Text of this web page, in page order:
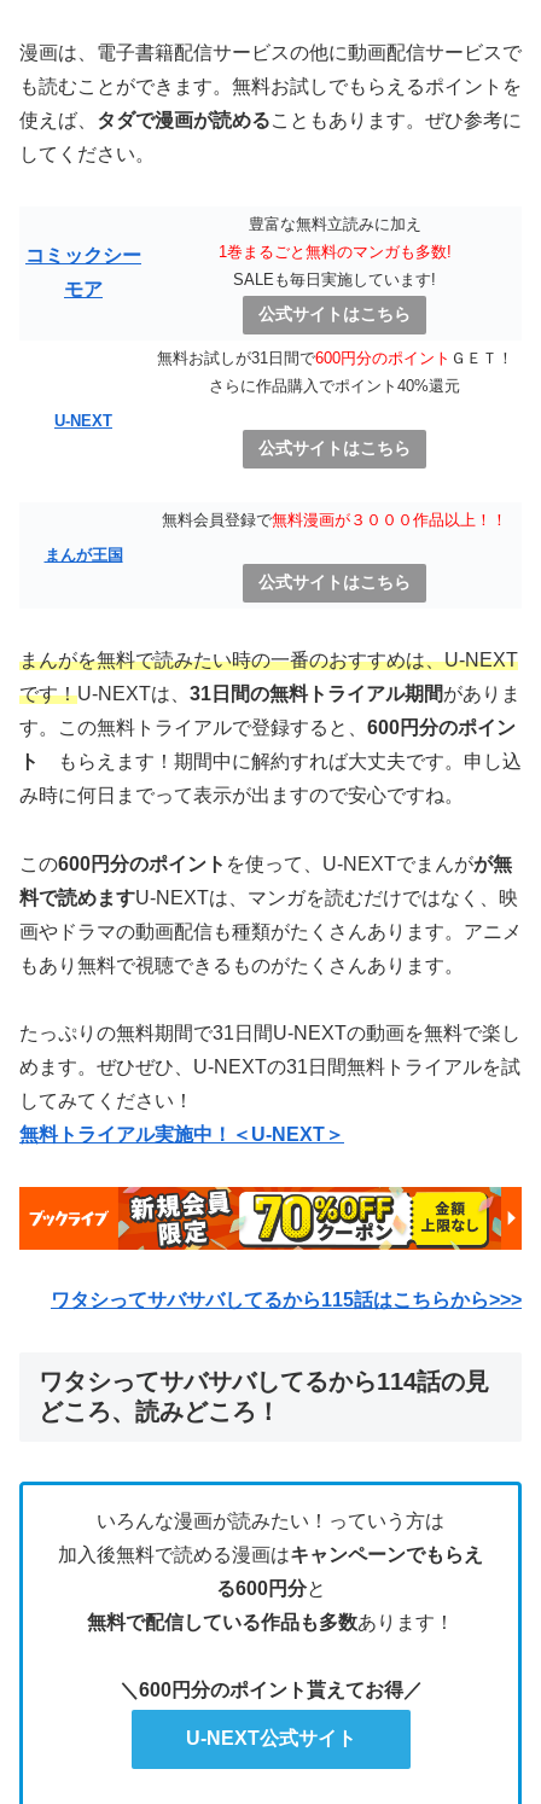
漫画は、電子書籍配信サービスの他に動画配信サービスで
も読むことができます。無料お試しでもらえるポイントを
使えば、 タダで漫画が読めることもあります。ぜひ参考に
してください。
コミックシー
モア
豊富な無料立読みに加え
1巻まるごと無料のマンガも多数!
SALEも毎日実施しています!
公式サイトはこちら
U-NEXT
無料お試しが31日間で600円分のポイント ＧＥＴ！
さらに作品購入でポイント40%還元
公式サイトはこちら
まんが王国
無料会員登録で無料漫画が３０００作品以上！！
公式サイトはこちら
まんがを無料で読みたい時の一番のおすすめは、U-NEXT
です！U-NEXTは、 31日間の無料トライアル期間がありま
す。この無料トライアルで登録すると、 600円分のポイン
ト
もらえます！期間中に解約すれば大丈夫です。申し込
み時に何日までって表示が出ますので安心ですね。
この600円分のポイント を使って、U-NEXTでまんがが無
料で読めますU-NEXTは、マンガを読むだけではなく、映
画やドラマの動画配信も種類がたくさんあります。アニメ
もあり無料で視聴できるものがたくさんあります。
たっぷりの無料期間で31日間U-NEXTの動画を無料で楽し
めます。ぜひぜひ、U-NEXTの31日間無料トライアルを試
してみてください！
無料トライアル実施中！＜U-NEXT＞
ワタシってサバサバしてるから115話はこちらから>>>
ワタシってサバサバしてるから114話の見
どころ、読みどころ！
いろんな漫画が読みたい！っていう方は
加入後無料で読める漫画はキャンペーンでもらえ
る600円分と
無料で配信している作品も多数あります！
＼600円分のポイント貰えてお得／
U-NEXT公式サイト